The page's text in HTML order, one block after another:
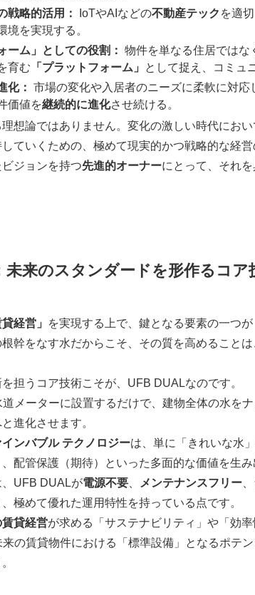
戦略的活用：
IoTやAIなどの不動産テック を適
境を実現する。
ーム」としての役割： 物件を単なる住居ではな
育む 「プラットフォーム」
として捉え、コミュ
化： 市場の変化や入居者のニーズに柔軟に対
価値を継続的に進化させ続ける。
想論ではありません。変化の激しい時代にお
ていくための、極めて現実的かつ戦略的な経営
ジョンを持つ先進的オーナーにとって、それ
未来のスタンダードを形作るコア
経営」
を実現する上で、鍵となる要素の一つが
幹をなす水だからこそ、その質を高めること
担うコア技術こそが、UFB DUALなのです。
メーターに設置するだけで、建物全体の水を
進化させます。
ンバブル テクノロジーは、単に「きれいな水
配管保護（期待）といった多面的な価値を生み
UFB DUALが電源不要 メンテナンスフリー
、極めて優れた運用特性を持っている点です。
貸経営が求める「サステナビリティ」や「効
の賃貸物件における「標準設備」となるポテ